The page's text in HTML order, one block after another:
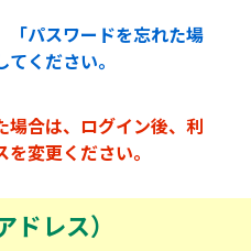
「パスワードを忘れた場
ください。
場合は、ログイン後、利
変更ください。
レス）